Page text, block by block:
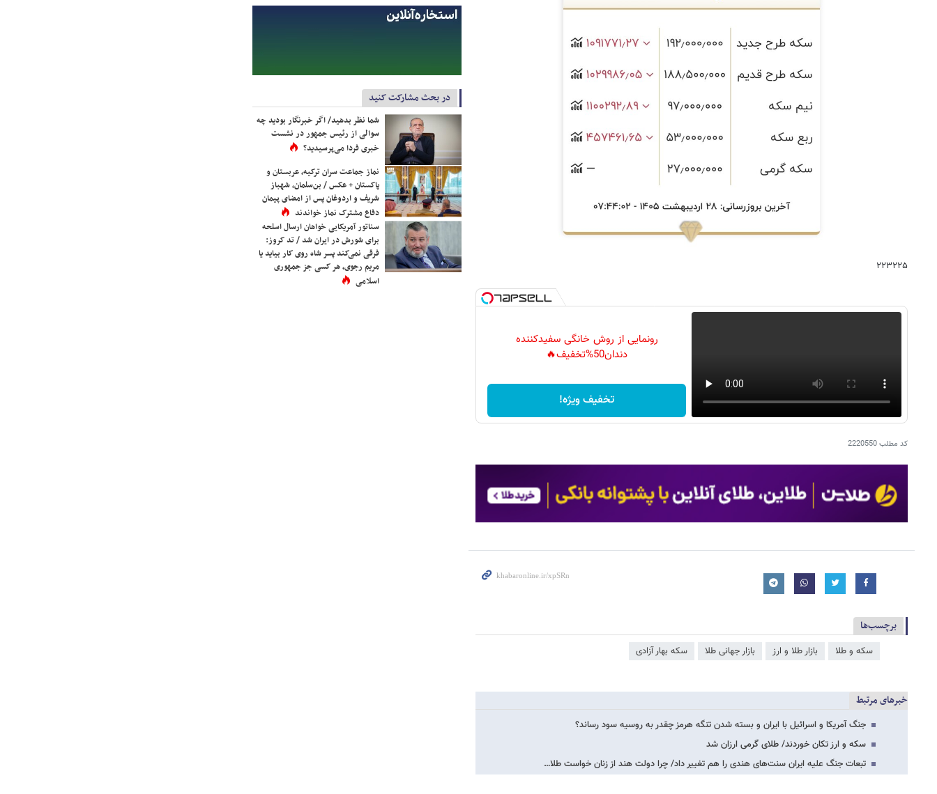
۲۲۳۲۲۵
رونمایی از روش خانگی سفیدکننده
دندان50%تخفیف🔥
تخفیف ویژه!
کد مطلب2220550
برچسب‌ها
سکه و طلا بازار طلا و ارز بازار جهانی طلا سکه بهار آزادی
خبرهای مرتبط
جنگ آمریکا و اسرائیل با ایران و بسته شدن تنگه هرمز چقدر به روسیه سود رساند؟
سکه و ارز تکان خوردند/ طلای گرمی ارزان شد
تبعات جنگ علیه ایران سنت‌های هندی را هم تغییر داد/ چرا دولت هند از زنان خواست طلا…
در بحث مشارکت کنید
شما نظر بدهید/ اگر خبرنگار بودید چه
سوالی از رئیس جمهور در نشست
خبری فردا می‌پرسیدید؟
نماز جماعت سران ترکیه، عربستان و
پاکستان + عکس / بن‌سلمان، شهباز
شریف و اردوغان پس از امضای پیمان
دفاع مشترک نماز خواندند
سناتور آمریکایی خواهان ارسال اسلحه
برای شورش در ایران شد / تد کروز:
فرقی نمی‌کند پسر شاه روی کار بیاید یا
مریم رجوی، هر کسی جز جمهوری
اسلامی